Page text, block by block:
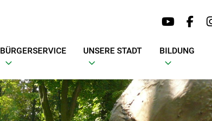
BÜRGERSERVICE UNSERE STADT BILDUNG